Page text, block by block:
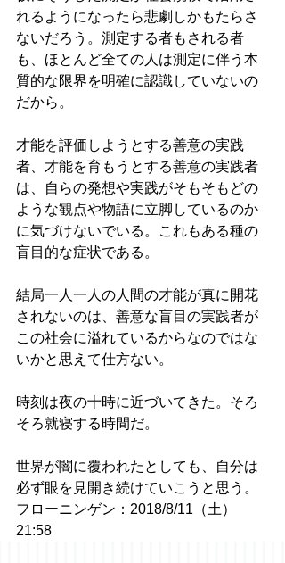
れるようになったら悲劇しかもたらさ
ないだろう。測定する者もされる者
も、ほとんど全ての人は測定に伴う本
質的な限界を明確に認識していないの
だから。
才能を評価しようとする善意の実践
者、才能を育もうとする善意の実践者
は、自らの発想や実践がそもそもどの
ような観点や物語に立脚しているのか
に気づけないでいる。これもある種の
盲目的な症状である。
結局一人一人の人間の才能が真に開花
されないのは、善意な盲目の実践者が
この社会に溢れているからなのではな
いかと思えて仕方ない。
時刻は夜の十時に近づいてきた。そろ
そろ就寝する時間だ。
世界が闇に覆われたとしても、自分は
必ず眼を見開き続けていこうと思う。
フローニンゲン：2018/8/11（土）
21:58